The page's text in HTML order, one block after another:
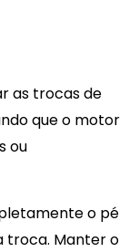
as trocas de
que o motor
ou
o pé
troca. Manter o